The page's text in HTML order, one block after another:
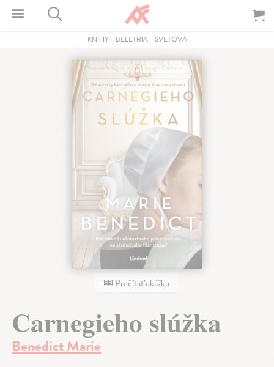
KNIHY- BELETRIA- SVETOVÁ
Prečítať ukážku
Carnegieho slúžka
Benedict Marie